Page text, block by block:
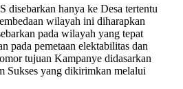
disebarkan hanya ke Desa tertentu
wilayah ini diharapkan
pada wilayah yang tepat
pada pemetaan elektabilitas dan
tujuan Kampanye didasarkan
Sukses yang dikirimkan melalui